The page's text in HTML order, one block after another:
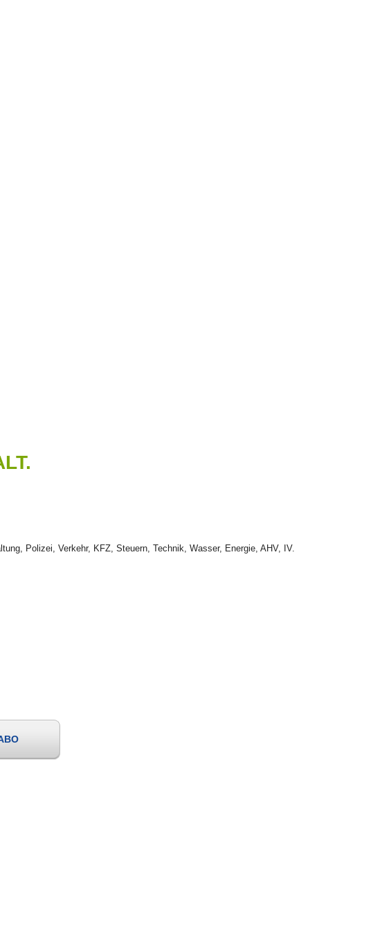
Polizei, Verkehr, KFZ, Steuern, Technik, Wasser, Energie, AHV, IV.